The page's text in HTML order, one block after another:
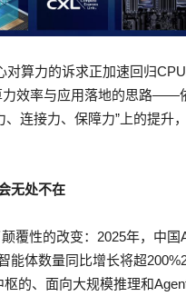
对算力的诉求正加速回归
效率与应用落地的思路——
连接力、保障力”上的提升
无处不在
覆性的改变：2025年，中国
能体数量同比增长将超
的、面向大规模推理和